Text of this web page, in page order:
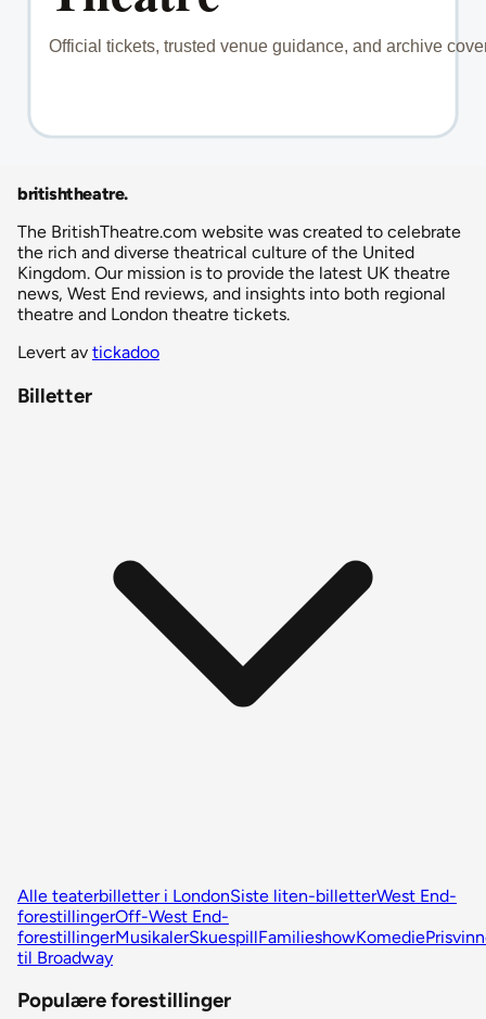
britishtheatre.
The BritishTheatre.com website was created to celebrate
the rich and diverse theatrical culture of the United
Kingdom. Our mission is to provide the latest UK theatre
news, West End reviews, and insights into both regional
theatre and London theatre tickets.
Levert av tickadoo
Billetter
Alle teaterbilletter i LondonSiste liten-billetterWest End-
forestillingerOff-West End-
forestillingerMusikalerSkuespillFamilieshowKomedie
til Broadway
Populære forestillinger